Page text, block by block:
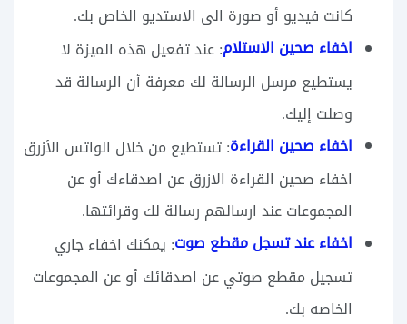
كانت فيديو أو صورة الى الاستديو الخاص بك.
اخفاء صحين الاستلام: عند تفعيل هذه الميزة لا
يستطيع مرسل الرسالة لك معرفة أن الرسالة قد
وصلت إليك.
اخفاء صحين القراءة: تستطيع من خلال الواتس الأزرق
اخفاء صحين القراءة الازرق عن اصدقاءك أو عن
المجموعات عند ارسالهم رسالة لك وقرائتها.
اخفاء عند تسجل مقطع صوت: يمكنك اخفاء جاري
تسجيل مقطع صوتي عن اصدقائك أو عن المجموعات
الخاصه بك.